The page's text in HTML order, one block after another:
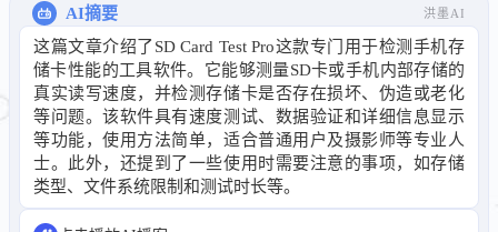
AI摘要 洪墨AI
这篇文章介绍了SD Card Test Pro这款专门用于检测手机存
储卡性能的工具软件。它能够测量SD卡或手机内部存储的
真实读写速度，并检测存储卡是否存在损坏、伪造或老化
等问题。该软件具有速度测试、数据验证和详细信息显示
等功能，使用方法简单，适合普通用户及摄影师等专业人
士。此外，还提到了一些使用时需要注意的事项，如存储
类型、文件系统限制和测试时长等。